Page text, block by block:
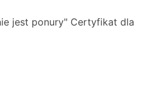
jest ponury" Certyfikat dla